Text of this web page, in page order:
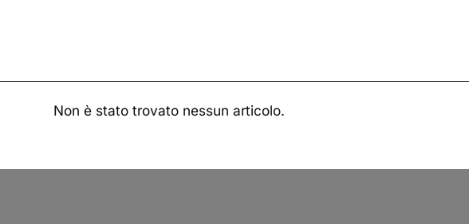
Non è stato trovato nessun articolo.